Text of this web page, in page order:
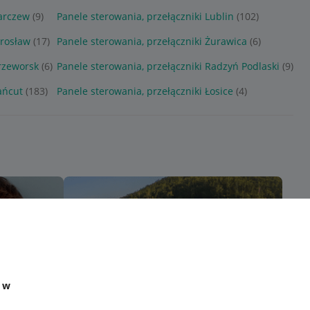
w
(9) Panele sterowania, przełączniki Lublin (102)
(17) Panele sterowania, przełączniki Żurawica (6)
(6) Panele sterowania, przełączniki Radzyń Podlaski (9)
(183) Panele sterowania, przełączniki Łosice (4)